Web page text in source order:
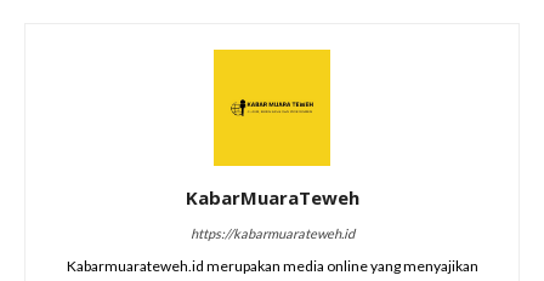
KabarMuaraTeweh
https://kabarmuarateweh.id
Kabarmuarateweh.id merupakan media online yang menyajikan